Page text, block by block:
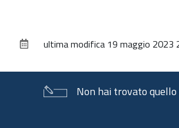
documentoultima modifica 19 maggio 2023
Non hai trovato quello